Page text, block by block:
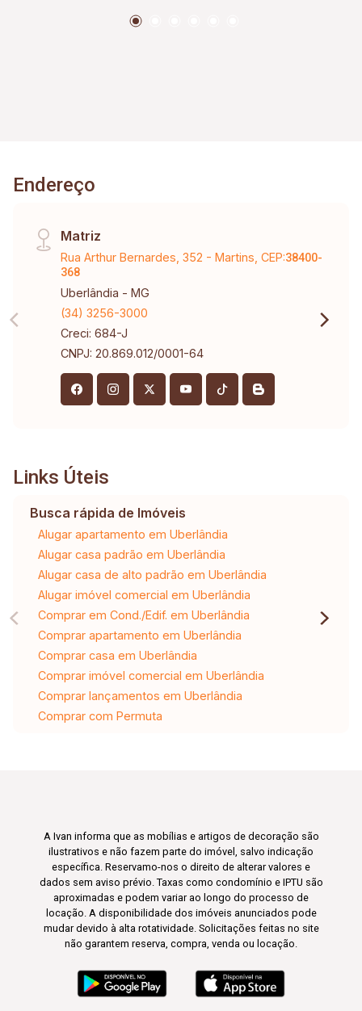
Endereço
Matriz
Rua Arthur Bernardes, 352 - Martins, CEP:38400-
368
Uberlândia - MG
(34) 3256-3000
Creci: 684-J
CNPJ: 20.869.012/0001-64
Links Úteis
Busca rápida de Imóveis
Alugar apartamento em Uberlândia
Alugar casa padrão em Uberlândia
Alugar casa de alto padrão em Uberlândia
Alugar imóvel comercial em Uberlândia
Comprar em Cond./Edif. em Uberlândia
Comprar apartamento em Uberlândia
Comprar casa em Uberlândia
Comprar imóvel comercial em Uberlândia
Comprar lançamentos em Uberlândia
Comprar com Permuta
A Ivan informa que as mobílias e artigos de decoração são
ilustrativos e não fazem parte do imóvel, salvo indicação
específica. Reservamo-nos o direito de alterar valores e
dados sem aviso prévio. Taxas como condomínio e IPTU são
aproximadas e podem variar ao longo do processo de
locação. A disponibilidade dos imóveis anunciados pode
mudar devido à alta rotatividade. Solicitações feitas no site
não garantem reserva, compra, venda ou locação.